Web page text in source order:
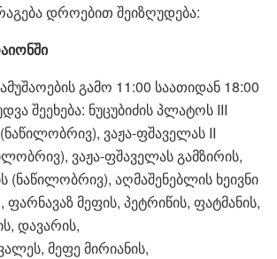
დროებით შეიზღუდება:
გამო 11:00 საათიდან 18:00
შეეხება: ნუცუბიძის პლატოს III
ვაჟა-ფშაველას II
ვაჟა-ფშაველას გამზირის,
აღმაშენებლის ხეივნი
მეფის, პეტრიწის, ფატმანის,
დავარის,
მეფე მირიანის,